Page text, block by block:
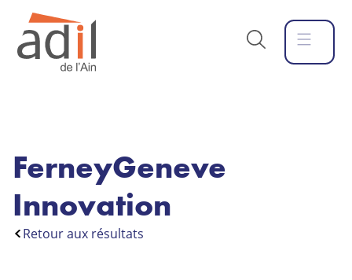
FerneyGeneve
Innovation
Retour aux résultats